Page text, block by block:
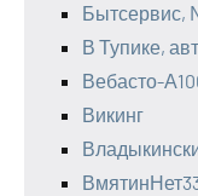
Бытсервис,
В Тупике,
Вебасто-
Викинг